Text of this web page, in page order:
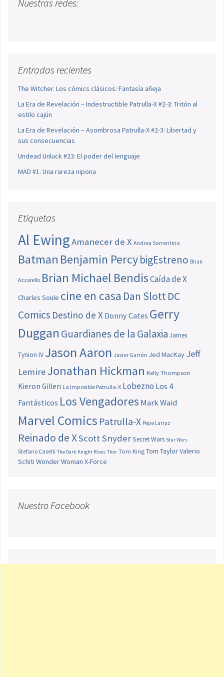
Nuestras redes:
Entradas recientes
The Witcher. Los cómics clásicos: Fantasía añeja
La Era de Revelación – Indestructible Patrulla-X #2-3: Tritón al
estilo cajún
La Era de Revelación – Asombrosa Patrulla-X #2-3: Libertad y
sus consecuencias
Undead Unluck #23: El poder del lenguaje
MAD #1: Una rareza nipona
Etiquetas
Al EwingAmanecer de X Andrea Sorrentino
Batman Benjamin PercybigEstreno Brian
Azzarello Brian Michael BendisCaída de X
Charles Soule cine en casa Dan SlottDC
Comics Destino de X Donny Cates Gerry
Duggan Guardianes de la Galaxia James
Tynion IV Jason Aaron Javier Garrón Jed MacKay Jeff
LemireJonathan Hickman Kelly Thompson
Kieron Gillen La Imposible Patrulla-X Lobezno Los 4
Fantásticos Los Vengadores Mark Waid
Marvel Comics Patrulla-X Pepe Larraz
Reinado de XScott SnyderSecret Wars Star Wars
Stefano Caselli The Dark Knight Rises Thor Tom King Tom TaylorValerio
Schiti Wonder Woman X-Force
Nuestro Facebook